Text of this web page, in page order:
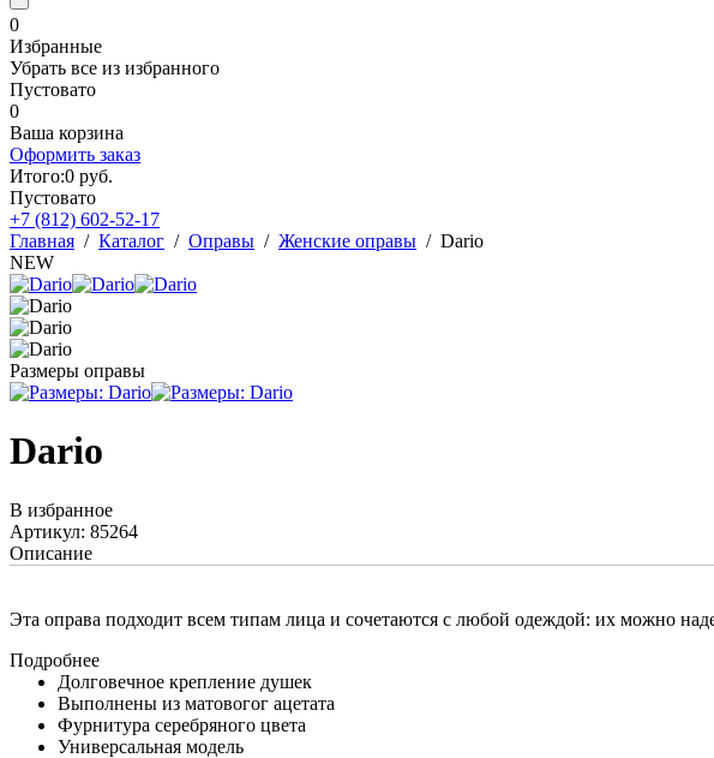
0
Избранные
Убрать все из избранного
Пустовато
0
Ваша корзина
Оформить заказ
Итого:0 руб.
Пустовато
+7 (812) 602-52-17
Главная / Каталог / Оправы / Женские оправы / Dario
NEW
Размеры оправы
Dario
В избранное
Артикул: 85264
Описание
Эта оправа подходит всем типам лица и сочетаются с любой одеждой: их можно
Подробнее
Долговечное крепление душек
Выполнены из матовогог ацетата
Фурнитура серебряного цвета
Универсальная модель